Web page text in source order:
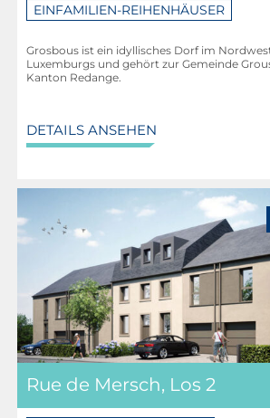
EINFAMILIEN-REIHENHÄUSER
Grosbous ist ein idyllisches Dorf im
Luxemburgs und gehört zur Gemeinde
Kanton Redange.
DETAILS ANSEHEN
Rue de Mersch, Los 2